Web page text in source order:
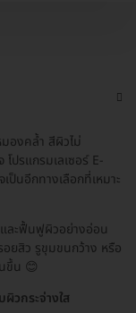
องคล้ำ สีผิวไม่
ปรแกรมเลเซอร์ E-
ป็นอีกทางเลือกที่เหมาะ
ละฟื้นฟูผิวอย่างอ่อน
ยสิว รูขุมขนกว้าง หรือ
ขึ้น 😊
วกระจ่างใส